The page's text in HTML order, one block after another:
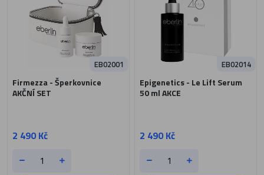
Firmezza - Šperkovnice
AKČNÍ SET
2 490 Kč
EB02001
Epigenetics - Le Lift Serum
50 ml AKCE
2 490 Kč
EB02014